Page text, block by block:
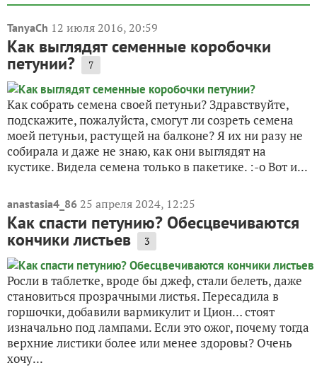
TanyaCh 12 июля 2016, 20:59
Как выглядят семенные коробочки
петунии? 7
Как собрать семена своей петуньи? Здравствуйте,
подскажите, пожалуйста, смогут ли созреть семена
моей петуньи, растущей на балконе? Я их ни разу не
собирала и даже не знаю, как они выглядят на
кустике. Видела семена только в пакетике. :-o Вот и...
anastasia4_86 25 апреля 2024, 12:25
Как спасти петунию? Обесцвечиваются
кончики листьев 3
Росли в таблетке, вроде бы джеф, стали белеть, даже
становиться прозрачными листья. Пересадила в
горшочки, добавили вармикулит и Цион… стоят
изначально под лампами. Если это ожог, почему тогда
верхние листики более или менее здоровы? Очень
хочу...